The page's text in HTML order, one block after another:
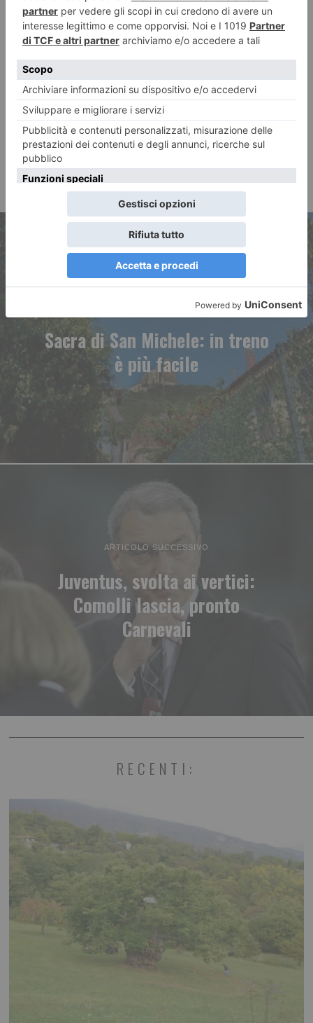
ARTICOLO PRECEDENTE
Sacra di San Michele: in treno
è più facile
ARTICOLO SUCCESSIVO
Juventus, svolta ai vertici:
Comolli lascia, pronto
Carnevali
RECENTI: